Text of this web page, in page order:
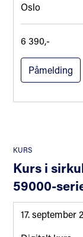
Oslo
6 390,-
Påmelding
KURS
Kurs i
59000-
17. september